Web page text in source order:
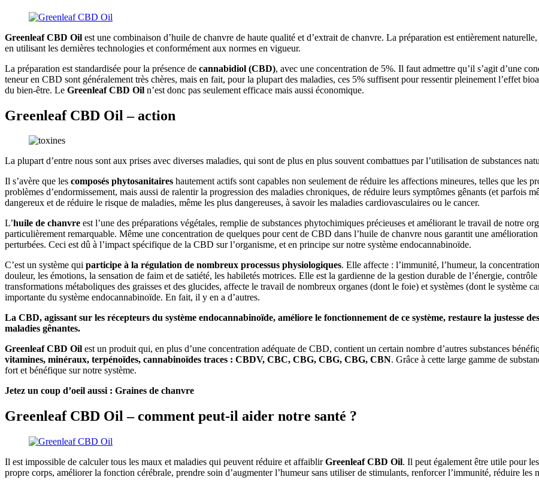
Greenleaf CBD Oil est une combinaison d’huile de chanvre de haute qualité et d’extrait de chanvre. La préparation est entièrement
en utilisant les dernières technologies et conformément aux normes en vigueur.
La préparation est standardisée pour la présence de cannabidiol (CBD), avec une concentration de 5%. Il faut admettre qu’il s’agit d’une
teneur en CBD sont généralement très chères, mais en fait, pour la plupart des maladies, ces 5% suffisent pour ressentir pleinement l’effet
du bien-être. Le Greenleaf CBD Oil n’est donc pas seulement efficace mais aussi économique.
Greenleaf CBD Oil – action
La plupart d’entre nous sont aux prises avec diverses maladies, qui sont de plus en plus souvent combattues par l’utilisation de substances
Il s’avère que les composés phytosanitaires hautement actifs sont capables non seulement de réduire les affections mineures, telles que les
problèmes d’endormissement, mais aussi de ralentir la progression des maladies chroniques, de réduire leurs symptômes gênants (et parfois
dangereux et de réduire le risque de maladies, même les plus dangereuses, à savoir les maladies cardiovasculaires ou le cancer.
L’huile de chanvre est l’une des préparations végétales, remplie de substances phytochimiques précieuses et améliorant le travail de notre
particulièrement remarquable. Même une concentration de quelques pour cent de CBD dans l’huile de chanvre nous garantit une
perturbées. Ceci est dû à l’impact spécifique de la CBD sur l’organisme, et en principe sur notre système endocannabinoïde.
C’est un système qui participe à la régulation de nombreux processus physiologiques. Elle affecte : l’immunité, l’humeur, la
douleur, les émotions, la sensation de faim et de satiété, les habiletés motrices. Elle est la gardienne de la gestion durable de l’énergie,
transformations métaboliques des graisses et des glucides, affecte le travail de nombreux organes (dont le foie) et systèmes (dont le système
importante du système endocannabinoïde. En fait, il y en a d’autres.
La CBD, agissant sur les récepteurs du système endocannabinoïde, améliore le fonctionnement de ce système, restaure la justesse
maladies gênantes.
Greenleaf CBD Oil est un produit qui, en plus d’une concentration adéquate de CBD, contient un certain nombre d’autres substances
vitamines, minéraux, terpénoïdes, cannabinoïdes traces : CBDV, CBC, CBG, CBG, CBG, CBN. Grâce à cette large gamme de
fort et bénéfique sur notre système.
Jetez un coup d’oeil aussi : Graines de chanvre
Greenleaf CBD Oil – comment peut-il aider notre santé ?
Il est impossible de calculer tous les maux et maladies qui peuvent réduire et affaiblirGreenleaf CBD Oil. Il peut également être utile pour
propre corps, améliorer la fonction cérébrale, prendre soin d’augmenter l’humeur sans utiliser de stimulants, renforcer l’immunité, réduire les